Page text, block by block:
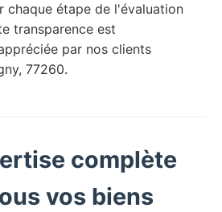
chaque étape de l'évaluation
transparence est
par nos clients
77260.
complète
vos biens